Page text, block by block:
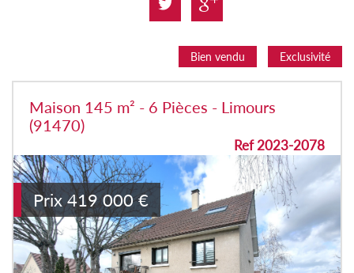
Bien vendu Exclusivité
Maison 145 m² - 6 Pièces - Limours
(91470)
Ref 2023-2078
Prix 419 000 €